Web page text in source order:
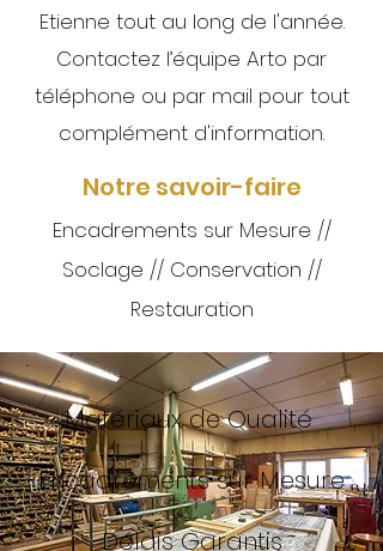
Etienne tout au long de l'année.
Contactez l’équipe Arto par
téléphone ou par mail pour tout
complément d'information.
Notre savoir-faire
Encadrements sur Mesure //
Soclage // Conservation //
Restauration
Matériaux de Qualité
Encadrements sur Mesure
Délais Garantis